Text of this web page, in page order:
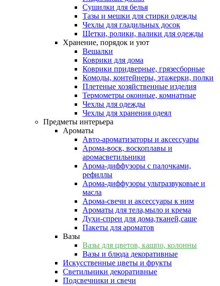
Сушилки для белья
Тазы и мешки для стирки одежды
Чехлы для гладильных досок
Щетки, ролики, валики для одежды
Хранение, порядок и уют
Вешалки
Коврики для дома
Коврики придверные, грязесборные
Комоды, контейнеры, этажерки, полки
Плетеные хозяйственные изделия
Термометры оконные, комнатные
Чехлы для одежды
Чехлы для хранения одеял
Предметы интерьера
Ароматы
Авто-ароматизаторы и аксессуары
Арома-воск, воскоплавы и
аромасветильники
Арома-диффузоры с палочками,
рефиллы
Арома-диффузоры ультразвуковые и
масла
Арома-свечи и аксессуары к ним
Ароматы для тела,мыло и крема
Духи-спреи для дома,тканей,саше
Пакеты для ароматов
Вазы
Вазы для цветов, кашпо, колонны
Вазы и блюда декоративные
Искусственные цветы и фрукты
Светильники декоративные
Подсвечники и свечи